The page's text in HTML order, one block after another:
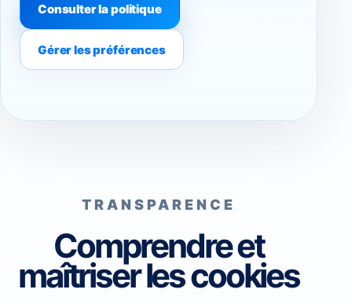
Consulter la politique
Gérer les préférences
TRANSPARENCE
Comprendre et
maîtriser les cookies